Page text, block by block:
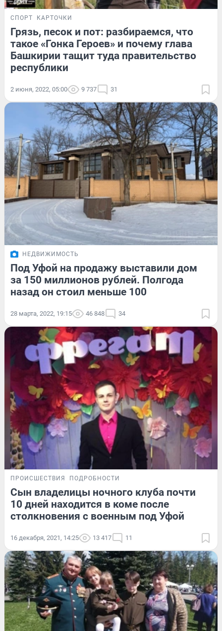
СПОРТ КАРТОЧКИ
Грязь, песок и пот: разбираемся, что
такое «Гонка Героев» и почему глава
Башкирии тащит туда правительство
республики
2 июня, 2022, 05:00 9 737 31
НЕДВИЖИМОСТЬ
Под Уфой на продажу выставили дом
за 150 миллионов рублей. Полгода
назад он стоил меньше 100
28 марта, 2022, 19:15 46 848 34
ПРОИСШЕСТВИЯ ПОДРОБНОСТИ
Сын владелицы ночного клуба почти
10 дней находится в коме после
столкновения с военным под Уфой
16 декабря, 2021, 14:25 13 417 11